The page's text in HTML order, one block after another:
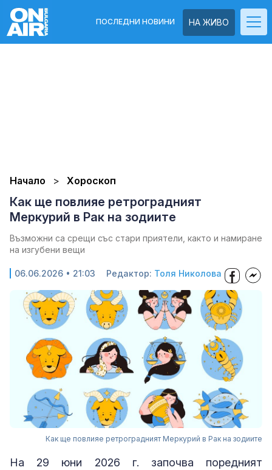
НА ЖИВО
ПОСЛЕДНИ НОВИНИ
Начало Хороскоп
Как ще повлияе ретроградният
Меркурий в Рак на зодиите
Възможни са срещи със стари приятели, както и намиране
на изгубени вещи
06.06.2026 • 21:03 Редактор: Толя Николова
Как ще повлияе ретроградният Меркурий в Рак на зодиите
На 29 юни 2026 г. започва поредният